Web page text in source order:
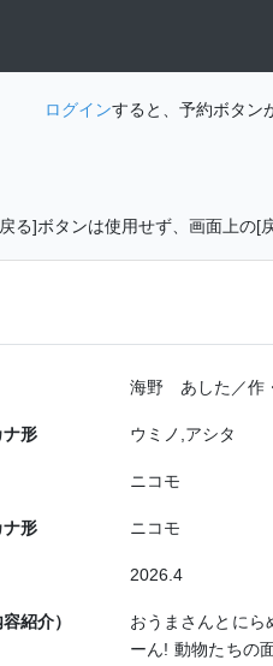
ログインすると、予約ボタン
る]ボタンは使用せず、画面上の[
海野 あした／作
ナ形 ウミノ,アシタ
ニコモ
ナ形 ニコモ
2026.4
紹介）
おうまさんとにら
ーん! 動物たちの